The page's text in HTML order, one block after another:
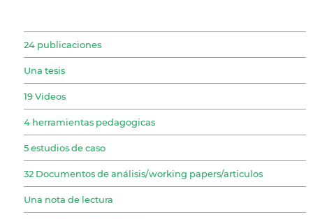
24 publicaciones
Una tesis
19 Videos
4 herramientas pedagogicas
5 estudios de caso
32 Documentos de análisis/working papers/articulos
Una nota de lectura